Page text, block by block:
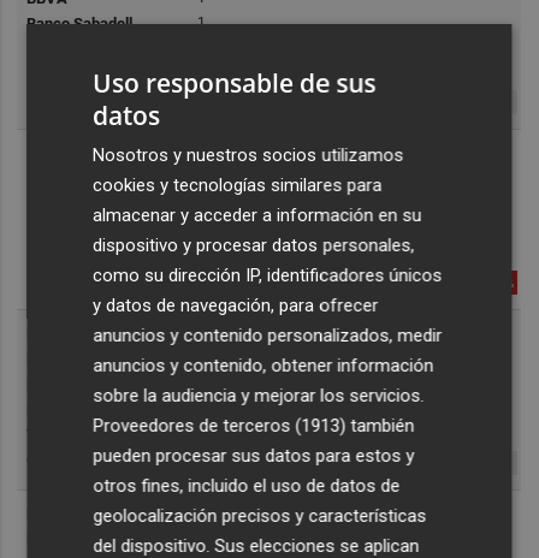
Uso responsable de sus
datos
Nosotros y nuestros socios utilizamos
cookies y tecnologías similares para
almacenar y acceder a información en su
dispositivo y procesar datos personales,
como su dirección IP, identificadores únicos
y datos de navegación, para ofrecer
anuncios y contenido personalizados, medir
anuncios y contenido, obtener información
sobre la audiencia y mejorar los servicios.
Proveedores de terceros (1913) también
pueden procesar sus datos para estos y
otros fines, incluido el uso de datos de
geolocalización precisos y características
del dispositivo. Sus elecciones se aplican